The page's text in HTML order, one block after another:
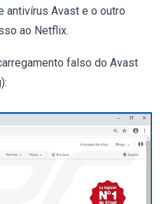
antivírus Avast e o outro
ao Netflix.
falso do Avast